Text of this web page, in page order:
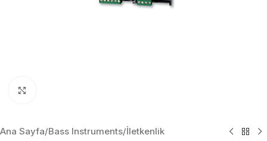
Ana Sayfa/Bass Instruments/İletkenlik